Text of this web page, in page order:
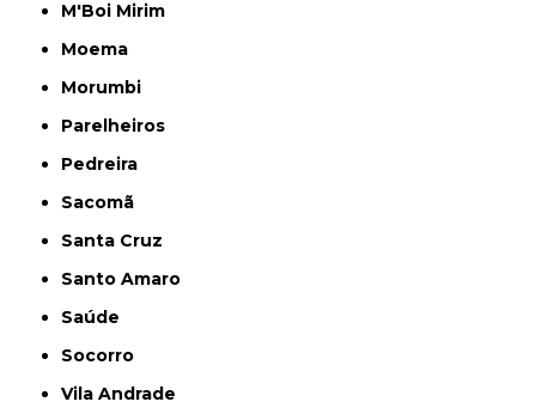
M'Boi Mirim
Moema
Morumbi
Parelheiros
Pedreira
Sacomã
Santa Cruz
Santo Amaro
Saúde
Socorro
Vila Andrade